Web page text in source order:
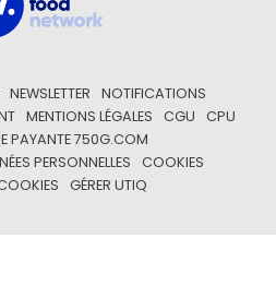
NEWSLETTER
NOTIFICATIONS
MENTIONS LÉGALES CGU
CPU
PAYANTE 750G.COM
PERSONNELLES
COOKIES
GÉRER UTIQ